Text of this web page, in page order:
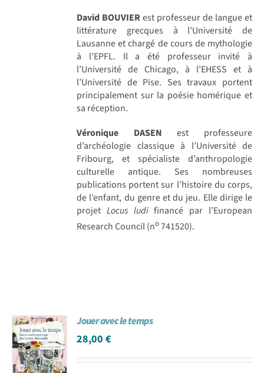
David BOUVIERest professeur de langue et
littérature grecques à l’Université de
Lausanne et chargé de cours de mythologie
à l’EPFL. Il a été professeur invité à
l’Université de Chicago, à l’EHESS et à
l’Université de Pise. Ses travaux portent
principalement sur la poésie homérique et
sa réception.
Véronique DASEN est professeure
d’archéologie classique à l’Université de
Fribourg, et spécialiste d’anthropologie
culturelle antique. Ses nombreuses
publications portent sur l’histoire du corps,
de l’enfant, du genre et du jeu. Elle dirige le
projet Locus ludifinancé par l’European
Research Council (no741520).
Jouer avec le temps
28,00€